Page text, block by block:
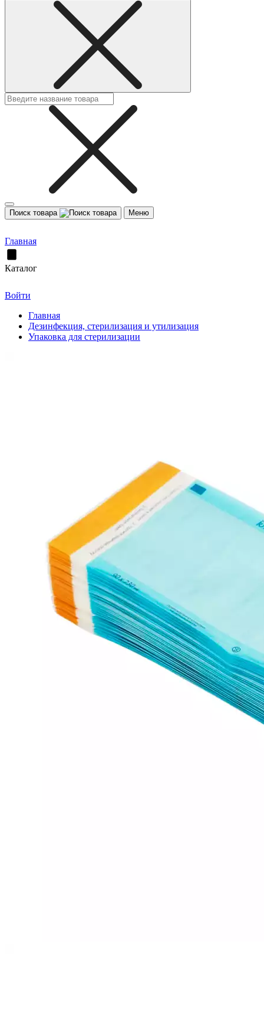
Поиск товара Меню
Главная
Каталог
Войти
Главная
Дезинфекция, стерилизация и утилизация
Упаковка для стерилизации